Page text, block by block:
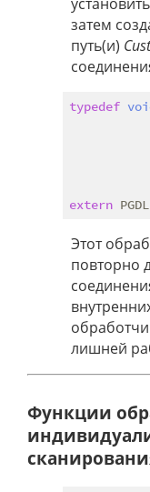
затем
путь(и)
typedef
extern
Этот
повторно
лишней
Функции